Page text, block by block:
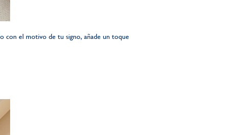
con el motivo de tu signo, añade un toque